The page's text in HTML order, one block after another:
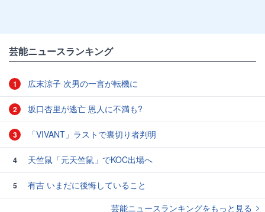
芸能ニュースランキング
1 広末涼子 次男の一言が転機に
2 坂口杏里が逃亡 恩人に不満も?
3 「VIVANT」ラストで裏切り者判明
4 天竺鼠「元天竺鼠」でKOC出場へ
5
有吉 いまだに後悔していること
芸能ニュースランキングをもっと見る